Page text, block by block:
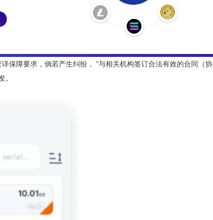
保障要求，倘若产生纠纷， “与相关机构签订合法有效的合同（协
。